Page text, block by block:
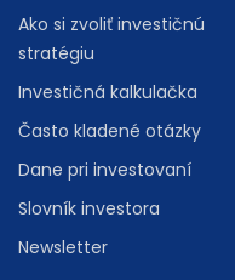
Ako si zvoliť investičnú
stratégiu
Investičná kalkulačka
Často kladené otázky
Dane pri investovaní
Slovník investora
Newsletter